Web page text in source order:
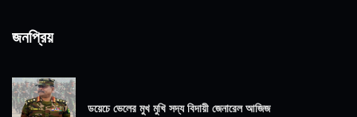
জনপ্রিয়
ডয়েচে ভেলের মুখ মুখি সদ্য বিদায়ী জেনারেল আজিজ